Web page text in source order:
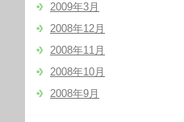
2009年3月
2008年12月
2008年11月
2008年10月
2008年9月